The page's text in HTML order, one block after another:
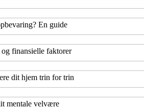
En guide
finansielle faktorer
dit hjem trin for trin
mentale velvære